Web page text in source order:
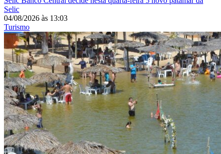
Selic
04/08/2026 às 13:03
Turismo